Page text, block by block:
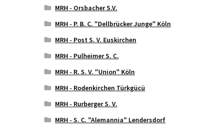
MRH - Orsbacher S.V.
MRH - P. B. C. "Dellbrücker Junge" Köln
MRH - Post S. V. Euskirchen
MRH - Pulheimer S. C.
MRH - R. S. V. "Union" Köln
MRH - Rodenkirchen Türkgücü
MRH - Rurberger S. V.
MRH - S. C. "Alemannia" Lendersdorf